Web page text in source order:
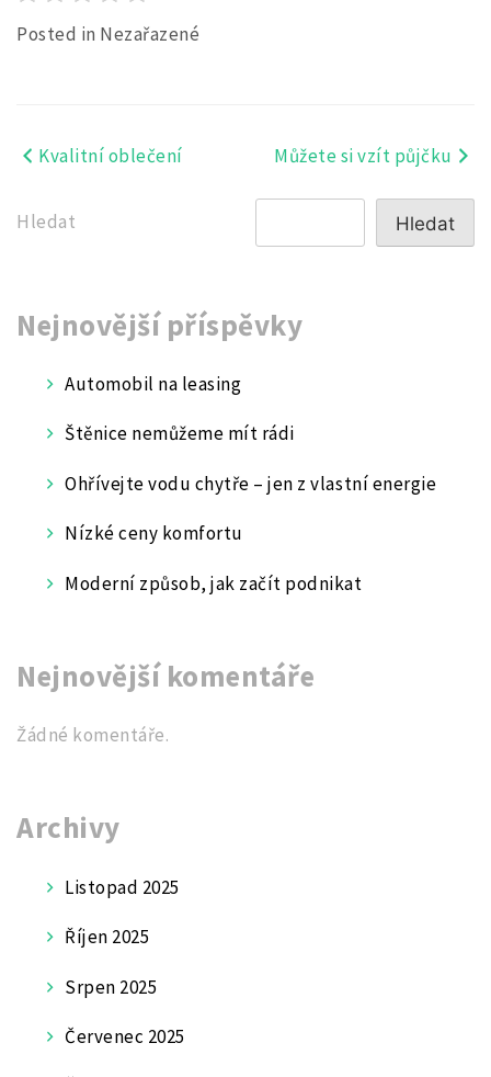
Posted in Nezařazené
Navigace
pro
Kvalitní oblečení Můžete si vzít půjčku
Hledat Hledat
Nejnovější příspěvky
Automobil na leasing
Štěnice nemůžeme mít rádi
Ohřívejte vodu chytře – jen z vlastní energie
Nízké ceny komfortu
Moderní způsob, jak začít podnikat
Nejnovější komentáře
Žádné komentáře.
Archivy
Listopad 2025
Říjen 2025
Srpen 2025
Červenec 2025